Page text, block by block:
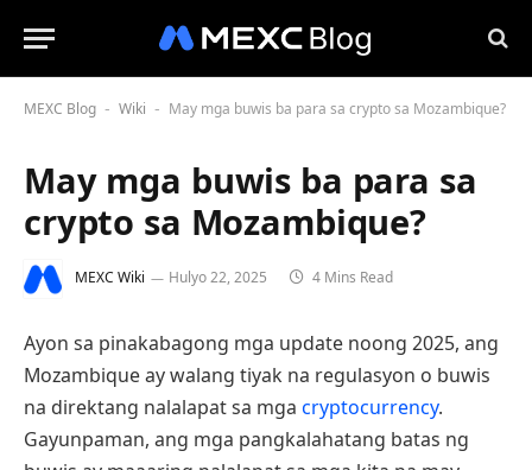
MEXC Blog - Wiki - May mga buwis ba para sa crypto sa Mozambique?
May mga buwis ba para sa
crypto sa Mozambique?
MEXC Wiki Hulyo 22, 2025 4 Mins Read
Ayon sa pinakabagong mga update noong 2025, ang
Mozambique ay walang tiyak na regulasyon o buwis
na direktang nalalapat sa mga cryptocurrency.
Gayunpaman, ang mga pangkalahatang batas ng